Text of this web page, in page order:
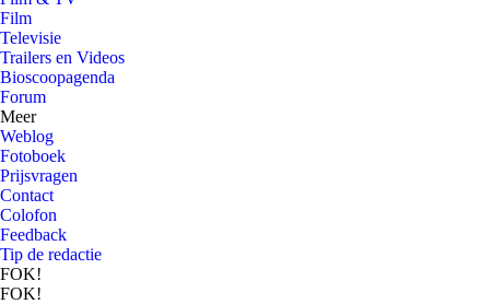
Film
Televisie
Trailers en Videos
Bioscoopagenda
Forum
Meer
Weblog
Fotoboek
Prijsvragen
Contact
Colofon
Feedback
Tip de redactie
FOK!
FOK!